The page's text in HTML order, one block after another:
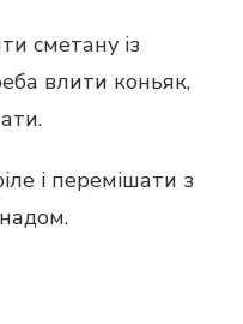
сметану із
влити коньяк,
і перемішати з